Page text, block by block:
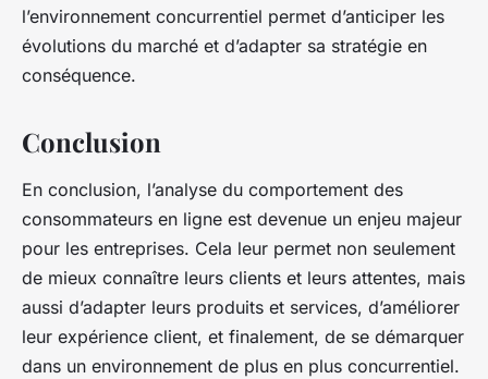
l’environnement concurrentiel permet d’anticiper les
évolutions du marché et d’adapter sa stratégie en
conséquence.
Conclusion
En conclusion, l’analyse du comportement des
consommateurs en ligne est devenue un enjeu majeur
pour les entreprises. Cela leur permet non seulement
de mieux connaître leurs clients et leurs attentes, mais
aussi d’adapter leurs produits et services, d’améliorer
leur expérience client, et finalement, de se démarquer
dans un environnement de plus en plus concurrentiel.